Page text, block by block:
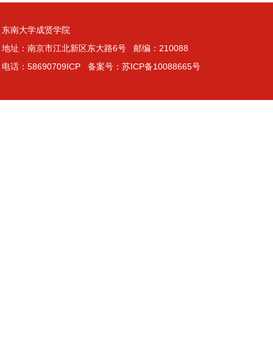
东南大学成贤学院
地址：南京市江北新区东大路6号 邮编：210088
电话：58690709ICP 备案号：苏ICP备10088665号